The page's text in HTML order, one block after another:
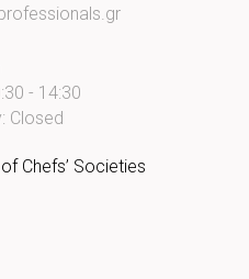
- 14:30
Closed